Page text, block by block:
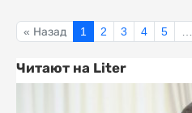
« Назад 1 2 3 4 5
Читают на Liter